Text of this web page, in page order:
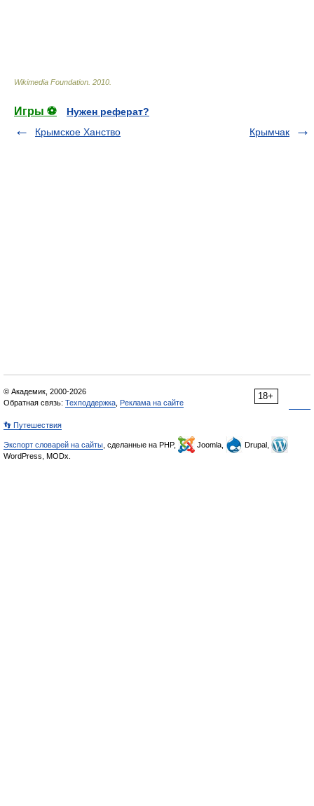
Wikimedia Foundation 2010
Игры ⚽
Нужен реферат?
Крымское Ханство
Крымчак
18+
© Академик, 2000-2026
Обратная связь: Техподдержка Реклама на сайте
👣 Путешествия
Экспорт словарей на сайты , сделанные на PHP, Joomla,
Drupal,
WordPress, MODx.